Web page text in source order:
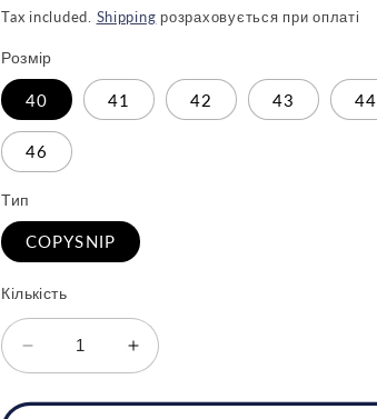
ціна
Tax included. Shipping розраховується при оплаті
Розмір
40 41 42 43 44
46
Тип
COPYSNIP
Кількість
Зменшити
кількість
для
Збільшити
кількість
для